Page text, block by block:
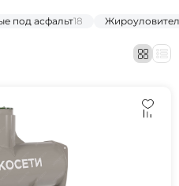
под асфальт18